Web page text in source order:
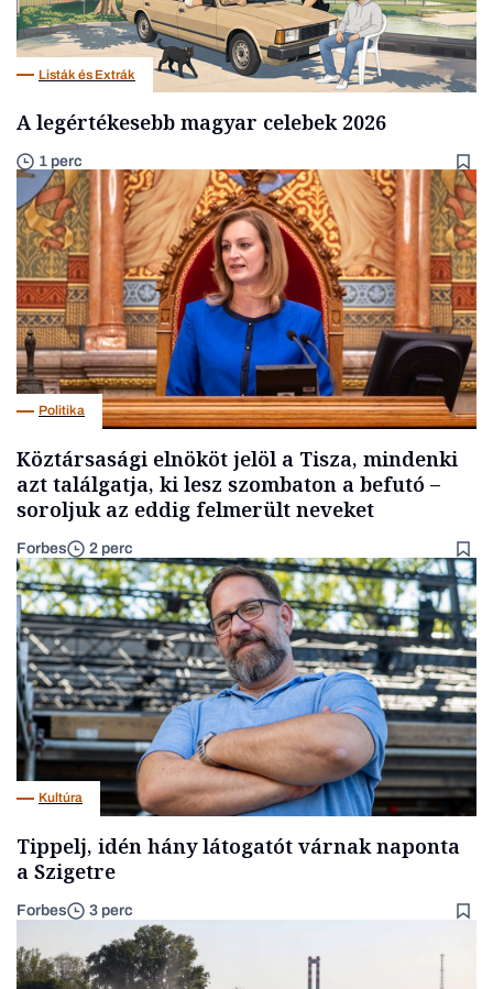
Listák és Extrák
A legértékesebb magyar celebek 2026
1 perc
Politika
Köztársasági elnököt jelöl a Tisza, mindenki
azt találgatja, ki lesz szombaton a befutó –
soroljuk az eddig felmerült neveket
Forbes 2 perc
Kultúra
Tippelj, idén hány látogatót várnak naponta
a Szigetre
Forbes 3 perc